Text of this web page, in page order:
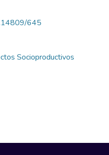
645
Socioproductivos